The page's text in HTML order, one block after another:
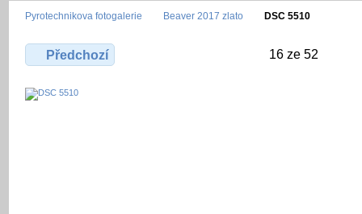
Pyrotechnikova fotogalerie Beaver 2017 zlato DSC 5510
Předchozí 16 ze 52